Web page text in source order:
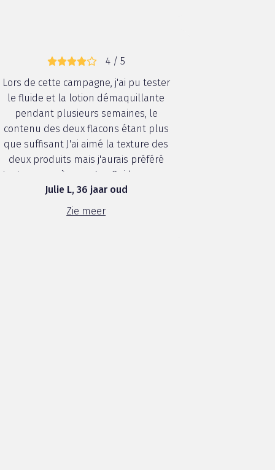
4 / 5
Lors de cette campagne, j'ai pu tester
le fluide et la lotion démaquillante
pendant plusieurs semaines, le
contenu des deux flacons étant plus
que suffisant J'ai aimé la texture des
deux produits mais j'aurais préféré
tester une crème qu'un fluide car ma
peau avait besoin d'un peu plus
d'hydratation La lotion nettoyante est
Julie L, 36 jaar oud
Zie meer